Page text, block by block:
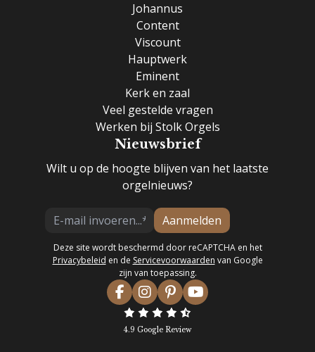
Johannus
Content
Viscount
Hauptwerk
Eminent
Kerk en zaal
Veel gestelde vragen
Werken bij Stolk Orgels
Nieuwsbrief
Wilt u op de hoogte blijven van het laatste
orgelnieuws?
Aanmelden
Deze site wordt beschermd door reCAPTCHA en het
Privacybeleid en de Servicevoorwaarden van Google
zijn van toepassing.
4.9 Google Review